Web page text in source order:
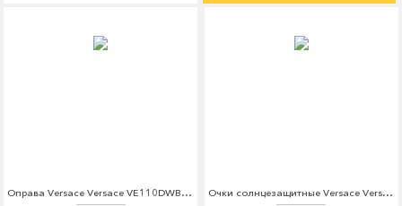
Оправа Versace Versace VE110DWBZPR5 Очки солнцезащитные Versace Versace VE110DWATBI9